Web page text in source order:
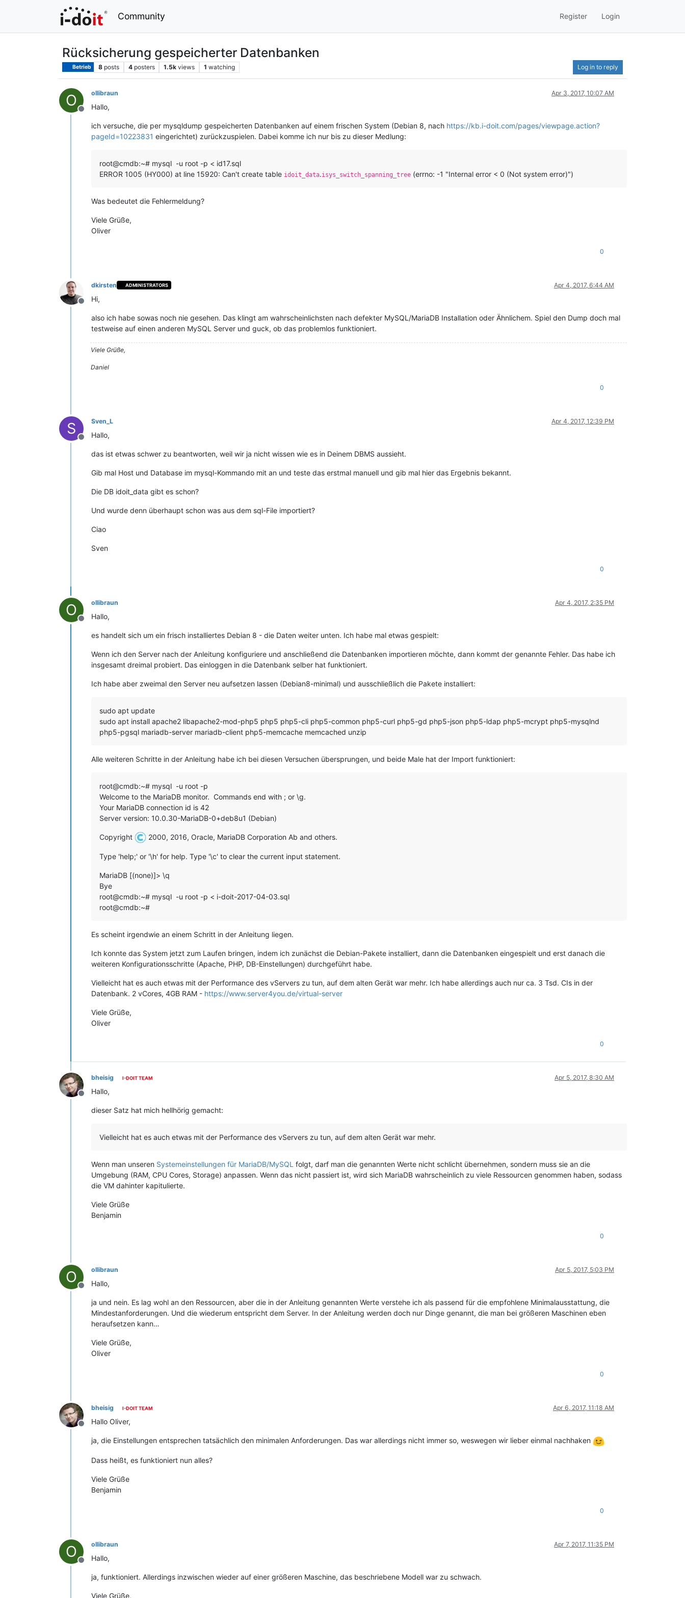
Community Register Login
Rücksicherung gespeicherter Datenbanken
Betrieb 8 posts 4 posters 1.5k views 1 watching Log in to reply
O
Offline
ollibraun Apr 3, 2017, 10:07 AM
Hallo,
ich versuche, die per mysqldump gespeicherten Datenbanken auf einem frischen System (Debian 8, nach https://kb.i-doit.com/pages/viewpage.action?
pageId=10223831 eingerichtet) zurückzuspielen. Dabei komme ich nur bis zu dieser Medlung:
root@cmdb:~# mysql -u root -p < id17.sql
ERROR 1005 (HY000) at line 15920: Can't create table idoit_data.isys_switch_spanning_tree (errno: -1 "Internal error < 0 (Not system error)")
Was bedeutet die Fehlermeldung?
Viele Grüße,
Oliver
0
Offline
dkirsten ADMINISTRATORS Apr 4, 2017, 6:44 AM
Hi,
also ich habe sowas noch nie gesehen. Das klingt am wahrscheinlichsten nach defekter MySQL/MariaDB Installation oder Ähnlichem. Spiel den Dump doch mal
testweise auf einen anderen MySQL Server und guck, ob das problemlos funktioniert.
Viele Grüße,
Daniel
0
S
Offline
Sven_L Apr 4, 2017, 12:39 PM
Hallo,
das ist etwas schwer zu beantworten, weil wir ja nicht wissen wie es in Deinem DBMS aussieht.
Gib mal Host und Database im mysql-Kommando mit an und teste das erstmal manuell und gib mal hier das Ergebnis bekannt.
Die DB idoit_data gibt es schon?
Und wurde denn überhaupt schon was aus dem sql-File importiert?
Ciao
Sven
0
O
Offline
ollibraun Apr 4, 2017, 2:35 PM
Hallo,
es handelt sich um ein frisch installiertes Debian 8 - die Daten weiter unten. Ich habe mal etwas gespielt:
Wenn ich den Server nach der Anleitung konfiguriere und anschließend die Datenbanken importieren möchte, dann kommt der genannte Fehler. Das habe ich
insgesamt dreimal probiert. Das einloggen in die Datenbank selber hat funktioniert.
Ich habe aber zweimal den Server neu aufsetzen lassen (Debian8-minimal) und ausschließlich die Pakete installiert:
sudo apt update
sudo apt install apache2 libapache2-mod-php5 php5 php5-cli php5-common php5-curl php5-gd php5-json php5-ldap php5-mcrypt php5-mysqlnd
php5-pgsql mariadb-server mariadb-client php5-memcache memcached unzip
Alle weiteren Schritte in der Anleitung habe ich bei diesen Versuchen übersprungen, und beide Male hat der Import funktioniert:
root@cmdb:~# mysql -u root -p
Welcome to the MariaDB monitor. Commands end with ; or \g.
Your MariaDB connection id is 42
Server version: 10.0.30-MariaDB-0+deb8u1 (Debian)
Copyright 2000, 2016, Oracle, MariaDB Corporation Ab and others.
Type 'help;' or '\h' for help. Type '\c' to clear the current input statement.
MariaDB [(none)]> \q
Bye
root@cmdb:~# mysql -u root -p < i-doit-2017-04-03.sql
root@cmdb:~#
Es scheint irgendwie an einem Schritt in der Anleitung liegen.
Ich konnte das System jetzt zum Laufen bringen, indem ich zunächst die Debian-Pakete installiert, dann die Datenbanken eingespielt und erst danach die
weiteren Konfigurationsschritte (Apache, PHP, DB-Einstellungen) durchgeführt habe.
Vielleicht hat es auch etwas mit der Performance des vServers zu tun, auf dem alten Gerät war mehr. Ich habe allerdings auch nur ca. 3 Tsd. CIs in der
Datenbank. 2 vCores, 4GB RAM - https://www.server4you.de/virtual-server
Viele Grüße,
Oliver
0
Offline
bheisig I-DOIT TEAM Apr 5, 2017, 8:30 AM
Hallo,
dieser Satz hat mich hellhörig gemacht:
Vielleicht hat es auch etwas mit der Performance des vServers zu tun, auf dem alten Gerät war mehr.
Wenn man unseren Systemeinstellungen für MariaDB/MySQL folgt, darf man die genannten Werte nicht schlicht übernehmen, sondern muss sie an die
Umgebung (RAM, CPU Cores, Storage) anpassen. Wenn das nicht passiert ist, wird sich MariaDB wahrscheinlich zu viele Ressourcen genommen haben, sodass
die VM dahinter kapitulierte.
Viele Grüße
Benjamin
0
O
Offline
ollibraun Apr 5, 2017, 5:03 PM
Hallo,
ja und nein. Es lag wohl an den Ressourcen, aber die in der Anleitung genannten Werte verstehe ich als passend für die empfohlene Minimalausstattung, die
Mindestanforderungen. Und die wiederum entspricht dem Server. In der Anleitung werden doch nur Dinge genannt, die man bei größeren Maschinen eben
heraufsetzen kann…
Viele Grüße,
Oliver
0
Offline
bheisig I-DOIT TEAM Apr 6, 2017, 11:18 AM
Hallo Oliver,
ja, die Einstellungen entsprechen tatsächlich den minimalen Anforderungen. Das war allerdings nicht immer so, weswegen wir lieber einmal nachhaken
Dass heißt, es funktioniert nun alles?
Viele Grüße
Benjamin
0
O
Offline
ollibraun Apr 7, 2017, 11:35 PM
Hallo,
ja, funktioniert. Allerdings inzwischen wieder auf einer größeren Maschine, das beschriebene Modell war zu schwach.
Viele Grüße,